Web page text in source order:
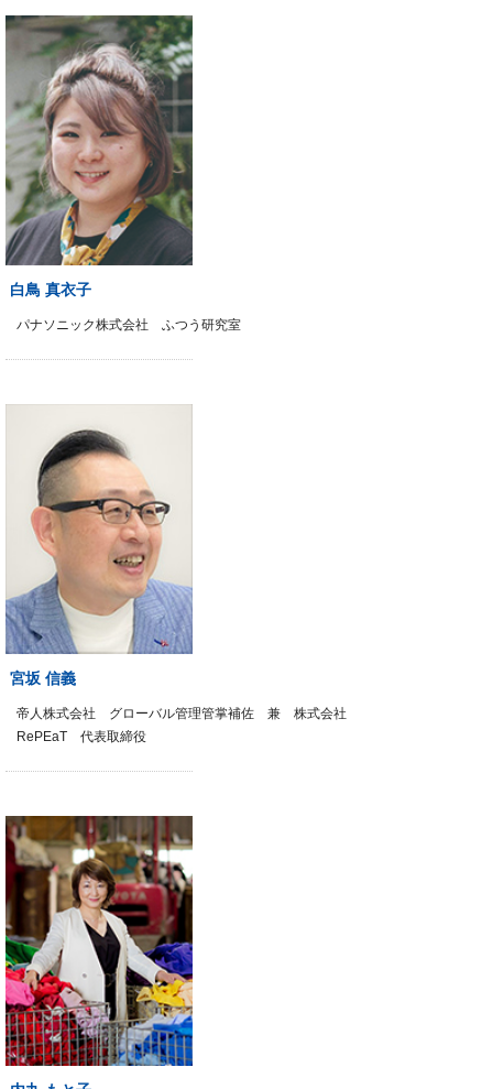
白鳥 真衣子
パナソニック株式会社 ふつう研究室
宮坂 信義
帝人株式会社 グローバル管理管掌補佐 兼 株式会社
RePEaT 代表取締役